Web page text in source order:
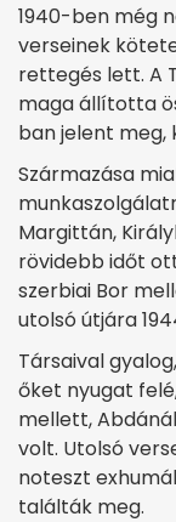
1940-ben még
verseinek
rettegés lett. A
maga állította
ban jelent meg,
Származása
Margittán,
rövidebb időt
szerbiai Bor
utolsó útjára
Társaival
őket nyugat
mellett,
volt. Utolsó
noteszt
találták meg.